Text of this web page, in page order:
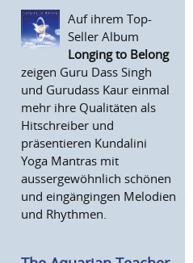
Auf ihrem Top-
Seller Album
Longing to Belong
zeigen Guru Dass Singh
und Gurudass Kaur einmal
mehr ihre Qualitäten als
Hitschreiber und
präsentieren Kundalini
Yoga Mantras mit
aussergewöhnlich schönen
und eingängingen Melodien
und Rhythmen.